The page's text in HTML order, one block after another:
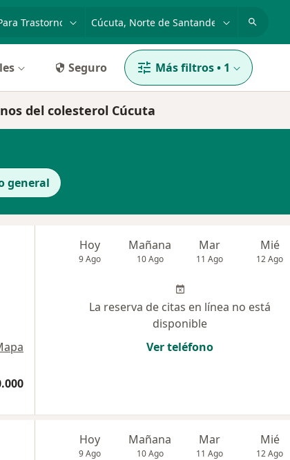
enfermedad o nombrep. ej. Bogotá
Seguro Más filtros• 1
del colesterol Cúcuta
general
Hoy
9 Ago
Mañana
10 Ago
Mar
11 Ago
Mié
12 Ago
La reserva de citas en línea no está
disponible
Ver teléfono
Hoy
9 Ago
Mañana
10 Ago
Mar
11 Ago
Mié
12 Ago